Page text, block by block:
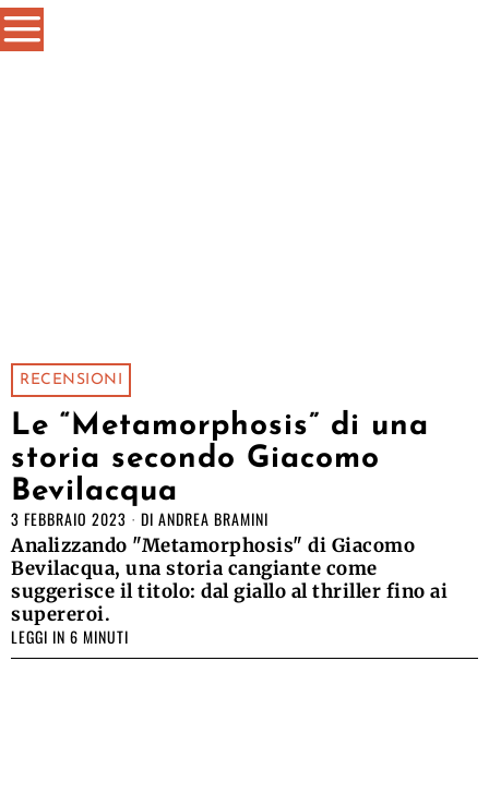
RECENSIONI
Le “Metamorphosis” di una
storia secondo Giacomo
Bevilacqua
3 FEBBRAIO 2023 DI ANDREA BRAMINI
Analizzando "Metamorphosis" di Giacomo
Bevilacqua, una storia cangiante come
suggerisce il titolo: dal giallo al thriller fino ai
supereroi.
LEGGI IN 6 MINUTI